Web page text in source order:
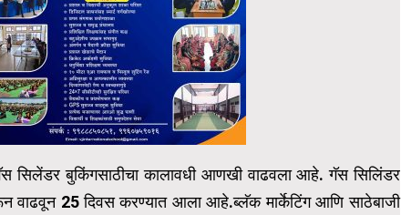
सिलेंडर बुकिंगसाठीचा कालावधी आणखी वाढवला आहे. गॅस सिलिंडर
वाढवून 25 दिवस करण्यात आला आहे.ब्लॅक मार्केटिंग आणि साठेबाजी